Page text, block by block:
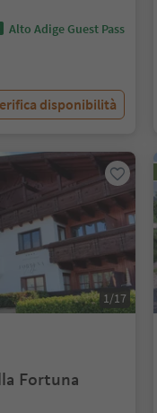
Alto Adige Guest Pass
disponibilità
1/17
Fortuna